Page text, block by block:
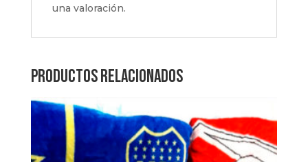
una valoración.
Productos relacionados